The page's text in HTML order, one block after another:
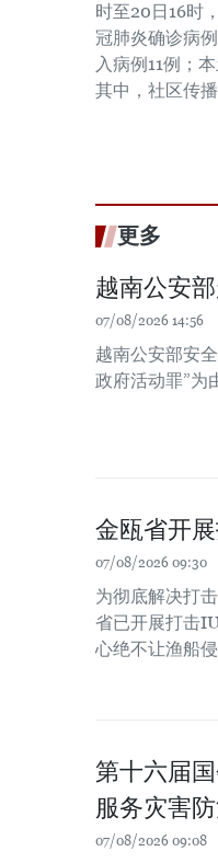
时至20日16时
冠肺炎确诊病
入病例11例；
其中，社区传
更多
越南公安
07/08/2026 14:56
越南公安部安
政府活动罪”为
金瓯省开
07/08/2026 09:30
为彻底解决打
省已开展打击
心绝不让渔船
第十六届
服务灾害
07/08/2026 09:08